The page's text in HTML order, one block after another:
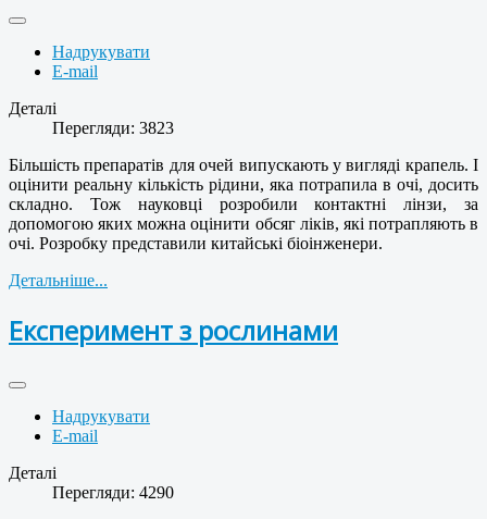
Надрукувати
E-mail
Деталі
Перегляди: 3823
Більшість препаратів для очей випускають у вигляді крапель. І
оцінити реальну кількість рідини, яка потрапила в очі, досить
складно. Тож науковці розробили контактні лінзи, за
допомогою яких можна оцінити обсяг ліків, які потрапляють в
очі. Розробку представили китайські біоінженери.
Детальніше...
Експеримент з рослинами
Надрукувати
E-mail
Деталі
Перегляди: 4290